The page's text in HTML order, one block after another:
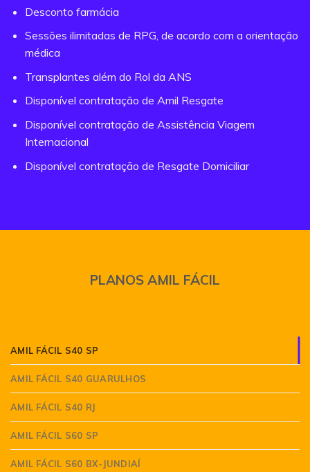
Desconto farmácia
Sessões ilimitadas de RPG, de acordo com a orientação
médica
Transplantes além do Rol da ANS
Disponível contratação de Amil Resgate
Disponível contratação de Assistência Viagem
Internacional
Disponível contratação de Resgate Domiciliar
PLANOS AMIL FÁCIL
AMIL FÁCIL S40 SP
AMIL FÁCIL S40 GUARULHOS
AMIL FÁCIL S40 RJ
AMIL FÁCIL S60 SP
AMIL FÁCIL S60 BX-JUNDIAÍ